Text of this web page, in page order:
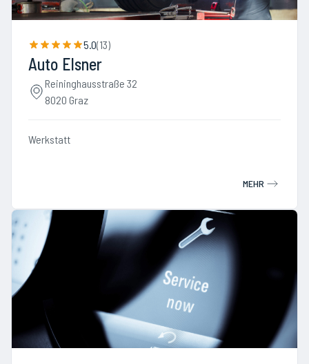
5.0(13)
Auto Elsner
Reininghausstraße 32
8020 Graz
Werkstatt
MEHR